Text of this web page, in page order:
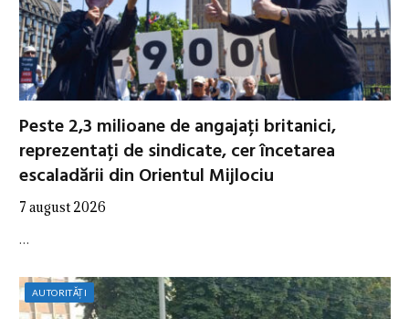
Peste 2,3 milioane de angajați britanici,
reprezentați de sindicate, cer încetarea
escaladării din Orientul Mijlociu
7 august 2026
…
AUTORITĂȚI